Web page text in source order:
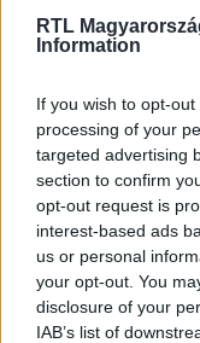
RTL
Information
If you wish to opt-
processing of your
targeted advertising
section to confirm
opt-out request is
interest-based ads
us or personal
your opt-out. You
disclosure of your
IAB’s list of
Kövess
Facebookon is!